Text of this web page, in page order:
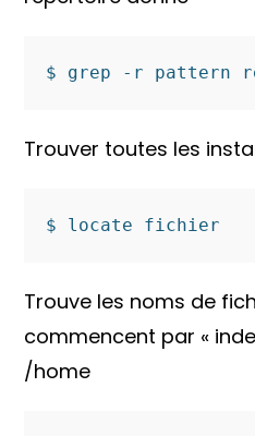
$ grep -r pattern
Trouver toutes les
$ locate fichier
Trouve les noms de
commencent par «
/home